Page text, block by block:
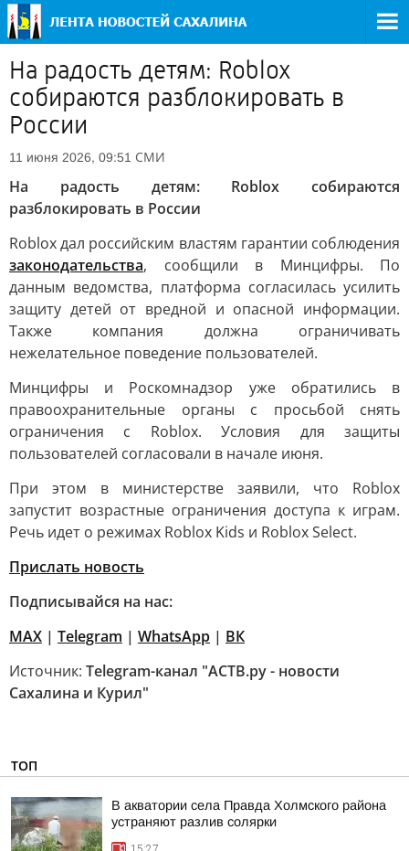
На радость детям: Roblox
собираются разблокировать в
России
11 июня 2026, 09:51 СМИ
На радость детям: Roblox собираются
разблокировать в России
Roblox дал российским властям гарантии соблюдения
законодательства, сообщили в Минцифры. По
данным ведомства, платформа согласилась усилить
защиту детей от вредной и опасной информации.
Также компания должна ограничивать
нежелательное поведение пользователей.
Минцифры и Роскомнадзор уже обратились в
правоохранительные органы с просьбой снять
ограничения с Roblox. Условия для защиты
пользователей согласовали в начале июня.
При этом в министерстве заявили, что Roblox
запустит возрастные ограничения доступа к играм.
Речь идет о режимах Roblox Kids и Roblox Select.
Прислать новость
Подписывайся на нас:
MAX | Telegram | WhatsApp | ВК
Источник: Telegram-канал "АСТВ.ру - новости
Сахалина и Курил"
ТОП
В акватории села Правда Холмского района
устраняют разлив солярки